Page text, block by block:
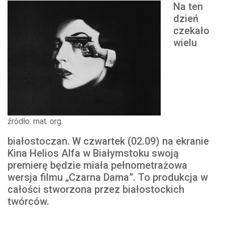
źródło: mat. org.
Na ten
dzień
czekało
wielu
białostoczan. W czwartek (02.09) na ekranie
Kina Helios Alfa w Białymstoku swoją
premierę będzie miała pełnometrażowa
wersja filmu „Czarna Dama”. To produkcja w
całości stworzona przez białostockich
twórców.